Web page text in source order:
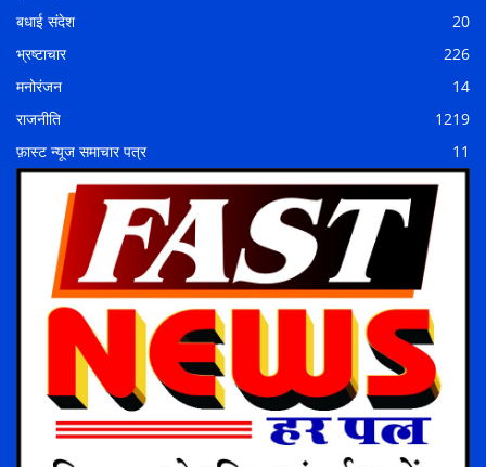
बधाई संदेश
20
भ्रष्टाचार
226
मनोरंजन
14
राजनीति
1219
फ़ास्ट न्यूज समाचार पत्र
11